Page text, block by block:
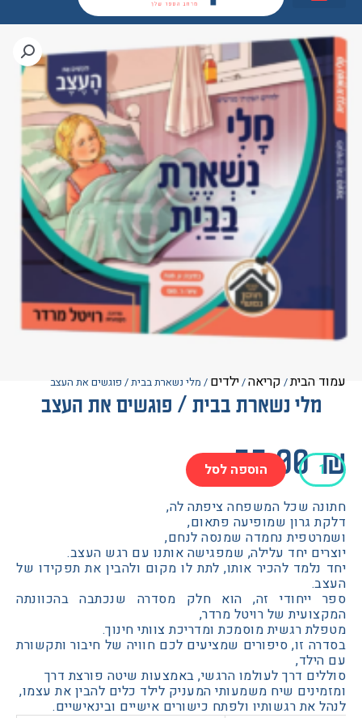
/קריאה/ ילדים/ מלי נשארת בבית / פוגשים את העצב
נשארת בבית / פוגשים את העצב
הוספה לסל
שכל המשפחה ציפתה לה,
גרון שמופיעה פתאום,
נחמדה שמנסה לנחם,
יחד עלילה, שמפגישה אותנו עם רגש העצב.
להכיר אותו, לתת לו מקום ולהבין את תפקידו של
זה, הוא חלק מסדרה שנכתבה בהכוונתה
של רויטל מרדר,
רגשית מוסמכת ומדריכת צוותי חינוך.
זו, סיפורים שמציעים לכם חוויה של חיבור ותקשורת
דרך לעולמו הרגשי, באמצעות שיטה פורצת דרך
שיח משמעותי המעניק לילד כלים להבין את עצמו,
רגשותיו ולפתח כישורים אישיים ובינאישיים.